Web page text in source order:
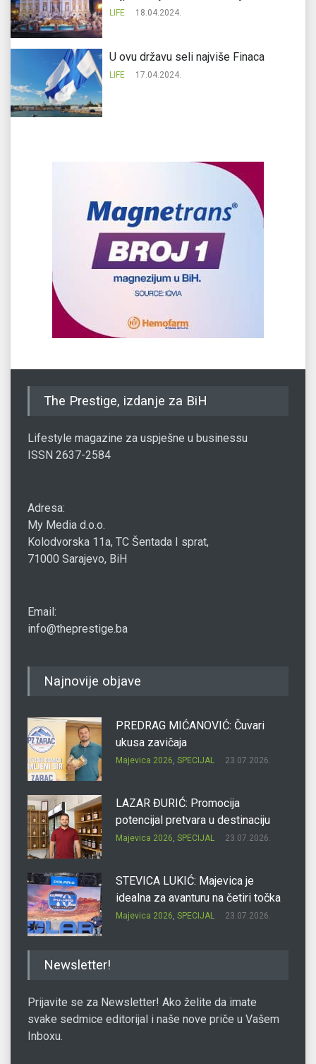
LIFE 18.04.2024.
U ovu državu seli najviše Finaca
LIFE 17.04.2024.
The Prestige, izdanje za BiH
Lifestyle magazine za uspješne u businessu
ISSN 2637-2584
Adresa:
My Media d.o.o.
Kolodvorska 11a, TC Šentada I sprat,
71000 Sarajevo, BiH
Email:
info@theprestige.ba
Najnovije objave
PREDRAG MIĆANOVIĆ: Čuvari
ukusa zavičaja
Majevica 2026, SPECIJAL 23.07.2026.
LAZAR ĐURIĆ: Promocija
potencijal pretvara u destinaciju
Majevica 2026, SPECIJAL 23.07.2026.
STEVICA LUKIĆ: Majevica je
idealna za avanturu na četiri točka
Majevica 2026, SPECIJAL 23.07.2026.
Newsletter!
Prijavite se za Newsletter! Ako želite da imate
svake sedmice editorijal i naše nove priče u Vašem
Inboxu.